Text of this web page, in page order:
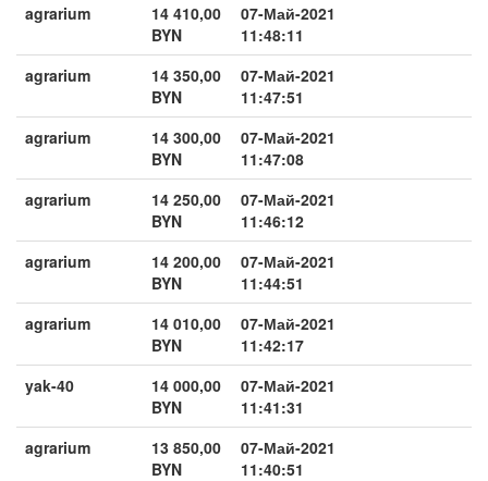
agrarium
14 410,00
BYN
07-Май-2021
11:48:11
agrarium
14 350,00
BYN
07-Май-2021
11:47:51
agrarium
14 300,00
BYN
07-Май-2021
11:47:08
agrarium
14 250,00
BYN
07-Май-2021
11:46:12
agrarium
14 200,00
BYN
07-Май-2021
11:44:51
agrarium
14 010,00
BYN
07-Май-2021
11:42:17
yak-40
14 000,00
BYN
07-Май-2021
11:41:31
agrarium
13 850,00
BYN
07-Май-2021
11:40:51